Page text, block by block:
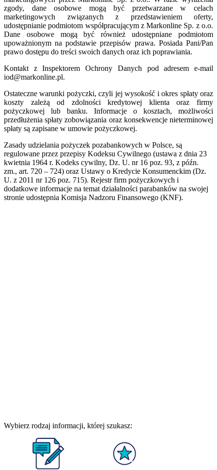
zgody, dane osobowe mogą być przetwarzane w celach
marketingowych związanych z przedstawieniem oferty,
udostępnianie podmiotom współpracującym z Markonline Sp. z o.o.
Dane osobowe mogą być również udostępniane podmiotom
upoważnionym na podstawie przepisów prawa. Posiada Pani/Pan
prawo dostępu do treści swoich danych oraz ich poprawiania.
Kontakt z Inspektorem Ochrony Danych pod adresem e-mail
iod@markonline.pl.
Ostateczne warunki pożyczki, czyli jej wysokość i okres spłaty oraz
koszty zależą od zdolności kredytowej klienta oraz firmy
pożyczkowej lub banku. Informacje o kosztach, możliwości
przedłużenia spłaty zobowiązania oraz konsekwencje nieterminowej
spłaty są zapisane w umowie pożyczkowej.
Zasady udzielania pożyczek pozabankowych w Polsce, są
regulowane przez przepisy Kodeksu Cywilnego (ustawa z dnia 23
kwietnia 1964 r. Kodeks cywilny, Dz. U. nr 16 poz. 93, z późn.
zm., art. 720 – 724) oraz Ustawy o Kredycie Konsumenckim (Dz.
U. z 2011 nr 126 poz. 715). Rejestr firm pożyczkowych i
dodatkowe informacje na temat działalności parabanków na swojej
stronie udostępnia Komisja Nadzoru Finansowego (KNF).
Wybierz rodzaj informacji, której szukasz: